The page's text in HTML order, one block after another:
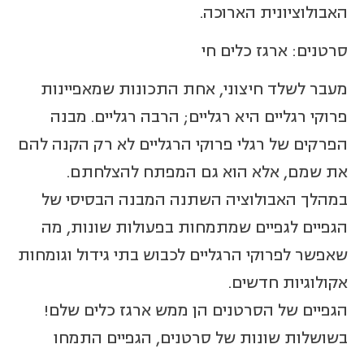
האבולוציונית הארוכה.
סרטנים: ארגז כלים חי
מעבר לשלד חיצוני, אחת התכונות שמאפיינות
פרוקי רגליים היא רגליים; הרבה רגליים. מבנה
הפרקים של רגלי פרוקי הרגליים לא רק הקנה להם
את שמם, אלא הוא גם המפתח להצלחתם.
במהלך האבולוציה השתנה המבנה הבסיסי של
הגפיים לגפיים שמתמחות בפעולות שונות, מה
שאפשר לפרוקי הרגליים לכבוש בתי גידול וגומחות
אקולוגיות חדשים.
הגפיים של הסרטנים הן ממש ארגז כלים שלם!
בשושלות שונות של סרטנים, הגפיים התמחו